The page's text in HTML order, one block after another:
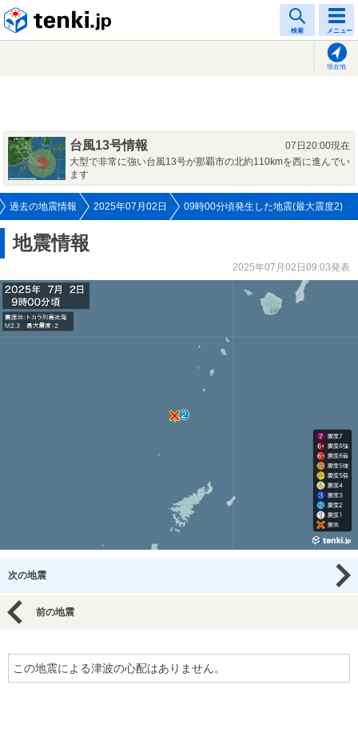
検索 メニュー
現在地
台風13号情報
07日20:00現在
大型で非常に強い台風13号が那覇市の北約110kmを西に進んでい
ます
過去の地震情報 2025年07月02日 09時00分頃発生した地震(最大震度2)
地震情報
2025年07月02日09:03発表
次の地震
前の地震
この地震による津波の心配はありません。